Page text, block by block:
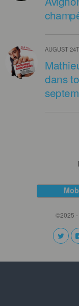
AUGUST
dans
©2025 -